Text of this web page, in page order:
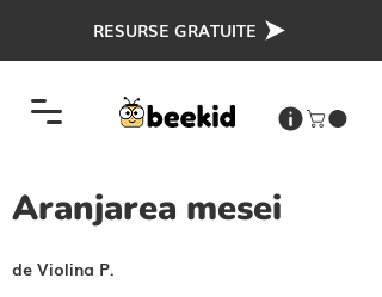
RESURSE GRATUITE
Aranjarea mesei
de Violina P.